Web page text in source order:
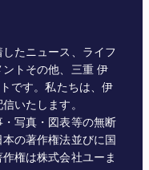
たニュース、ライフ
トその他、三重 伊
です。私たちは、伊
いたします。
写真・図表等の無断
の著作権法並びに国
権は株式会社ユーま